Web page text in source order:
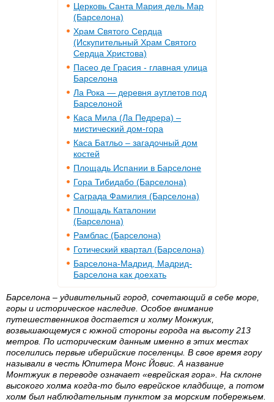
Церковь Санта Мария дель Мар
(Барселона)
Храм Святого Сердца
(Искупительный Храм Святого
Сердца Христова)
Пасео де Грасия - главная улица
Барселона
Ла Рока — деревня аутлетов под
Барселоной
Каса Мила (Ла Педрера) –
мистический дом-гора
Каса Батльо – загадочный дом
костей
Площадь Испании в Барселоне
Гора Тибидабо (Барселона)
Саграда Фамилия (Барселона)
Площадь Каталонии
(Барселона)
Рамблас (Барселона)
Готический квартал (Барселона)
Барселона-Мадрид, Мадрид-
Барселона как доехать
Барселона – удивительный город, сочетающий в себе море,
горы и историческое наследие. Особое внимание
путешественников достается и холму Монжуик,
возвышающемуся с южной стороны города на высоту 213
метров. По историческим данным именно в этих местах
поселились первые иберийские поселенцы. В свое время гору
называли в честь Юпитера Монс Йовис. А название
Монтжуик в переводе означает «еврейская гора». На склоне
высокого холма когда-то было еврейское кладбище, а потом
холм был наблюдательным пунктом за морским побережьем.